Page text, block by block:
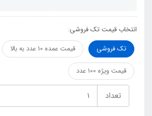
انتخاب قیمت تک فروشی:
تک فروشی
قیمت عمده 10 عدد به بالا
قیمت ویژه 100 عدد
تعداد